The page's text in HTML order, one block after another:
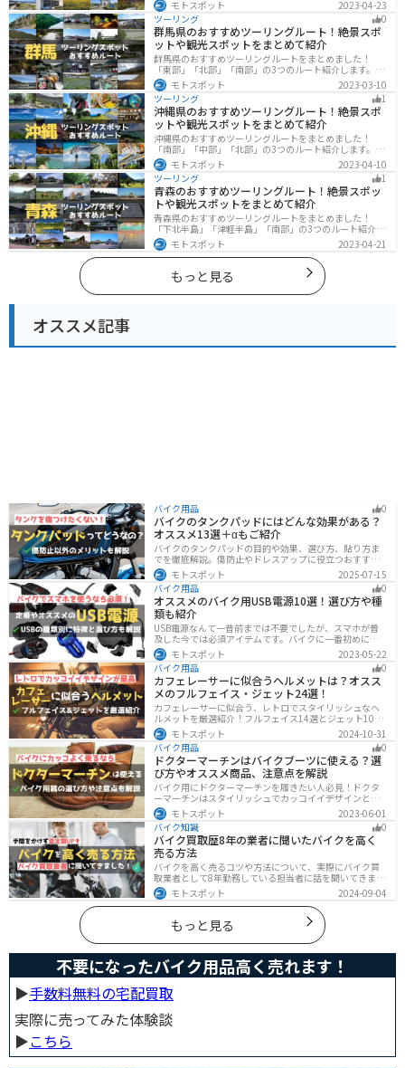
スポットが多数あります。バイクで佐渡島にツーリング
に行く際は参考にしてください。
モトスポット
2023-04-23
ツーリング
0
群馬県のおすすめツーリングルート！絶景スポ
ットや観光スポットをまとめて紹介
群馬県のおすすめツーリングルートをまとめました！
「東部」「北部」「南部」の3つのルート紹介します。草
津温泉や伊香保温泉など全国でも有名な温泉や豊かな自
然を満喫するツーリングができます。バイクで群馬県に
ツーリングに行く際は参考にしてください。
モトスポット
2023-03-10
ツーリング
1
沖縄県のおすすめツーリングルート！絶景スポ
ットや観光スポットをまとめて紹介
沖縄県のおすすめツーリングルートをまとめました！
「南部」「中部」「北部」の3つのルート紹介します。美
しいビーチや歴史と文化に溢れたスポットが多数あり、
様々な楽しみ方ができます。バイクで沖縄県にツーリン
グに行く際は参考にしてください。
モトスポット
2023-04-10
ツーリング
1
青森のおすすめツーリングルート！絶景スポッ
トや観光スポットをまとめて紹介
青森県のおすすめツーリングルートをまとめました！
「下北半島」「津軽半島」「南部」の3つのルート紹介し
ます。自然に恵まれた風光明媚な景色や歴史文化に触れ
られる観光スポットが多くあります。バイクで青森県に
ツーリングに行く際は参考にしてください。
モトスポット 2023-04-21
もっと見る
オススメ記事
バイク用品 0
バイクのタンクパッドにはどんな効果がある？
オススメ13選＋αもご紹介
バイクのタンクパッドの目的や効果、選び方、貼り方ま
でを徹底解説。傷防止やドレスアップに役立つおすすめ
アイテムも紹介。初心者にも分かりやすい内容で、タン
クパッド選びに迷っている方に最適な情報をお届けしま
す。
モトスポット
2025-07-15
バイク用品
0
オススメのバイク用USB電源10選！選び方や種
類も紹介
USB電源なんて一昔前までは不要でしたが、スマホが普
及した今では必須アイテムです。バイクに一番初めにつ
けたいグッズです。この記事では、そんなバイク用USB電
源の種類や選び方、オススメ商品を厳選して紹介します
ので、ぜひ参考にしてください。
モトスポット
2023-05-22
バイク用品
0
カフェレーサーに似合うヘルメットは？オスス
メのフルフェイス・ジェット24選！
カフェレーサーに似合う、レトロでスタイリッシュなヘ
ルメットを厳選紹介！フルフェイス14選とジェット10選
の多彩なラインナップで、安全性とデザインの両立を実
現。こだわりのヘルメットで、あなたのライダーズライ
フをより魅力的にアップグレードしましょう！
モトスポット
2024-10-31
バイク用品
0
ドクターマーチンはバイクブーツに使える？選
び方やオススメ商品、注意点を解説
バイク用にドクターマーチンを履きたい人必見！ドクタ
ーマーチンはスタイリッシュでカッコイイデザインと高
い機能性で快適なライディングが可能です。バイク用ブ
ーツで選ぶべきポイントや注意点などまとめましたの
で、バイクブーツを探している人は参考にしてくださ
い。
モトスポット
2023-06-01
バイク知識
0
バイク買取歴8年の業者に聞いたバイクを高く
売る方法
バイクを高く売るコツや方法について、実際にバイク買
取業者として8年勤務している担当者に話を聞いてきまし
た！高く買い取ってもらえるバイクの特徴や業者がどの
くらい利益を上乗せしているかなど、バイクを売ろうと
している人は必見の内容になっています。
モトスポット 2024-09-04
もっと見る
不要になったバイク用品高く売れます！
▶︎手数料無料の宅配買取
実際に売ってみた体験談
▶︎こちら